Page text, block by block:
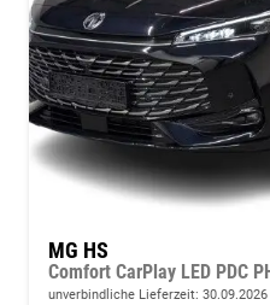
MG HS
Comfort CarPlay LED PDC
unverbindliche Lieferzeit: 30.09.2026